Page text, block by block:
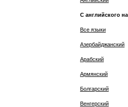
С английского
Все языки
Азербайджанский
Арабский
Армянский
Болгарский
Венгерский